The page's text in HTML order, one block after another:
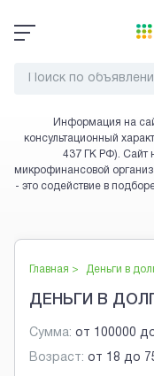
Информация на
консультационный
437 ГК РФ). Сайт
микрофинансовой
- это содействие в
Главная > Деньги в
ДЕНЬГИ В
Сумма: от 100000
Возраст: от 18 до